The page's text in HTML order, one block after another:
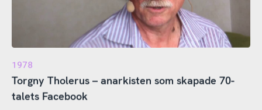
1978
Torgny Tholerus – anarkisten som skapade 70-
talets Facebook